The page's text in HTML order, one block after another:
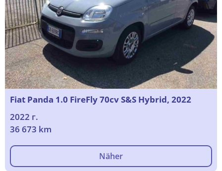
Fiat Panda 1.0 FireFly 70cv S&S Hybrid, 2022
2022 г.
36 673 km
Näher